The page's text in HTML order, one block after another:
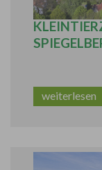
weiterlesen